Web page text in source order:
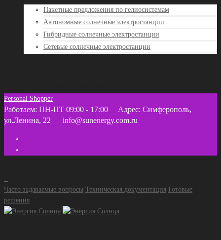
Пакетные предложения по гелиосистемам
Автономные солнечные электростанции
Гибридные солнечные электростанции
Сетевые солнечные электростанции
Personal Shopper
Работаем: ПН-ПТ 09:00 - 17:00
Адрес: Симферополь,
ул.Ленина, 22
info@sunenergy.com.ru
Часто задаваемые вопросы Техническая документация Готовые
решения